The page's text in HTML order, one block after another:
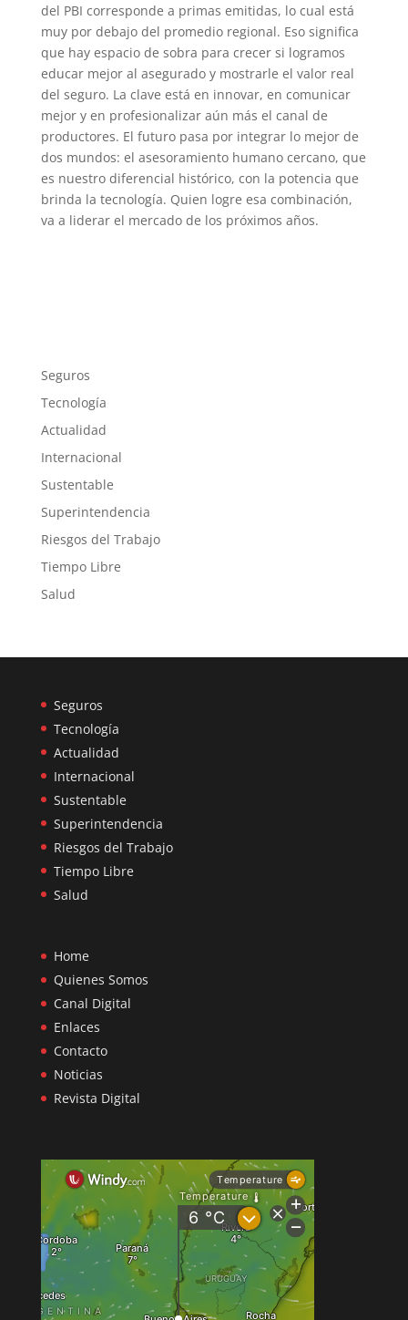
del PBI corresponde a primas emitidas, lo cual está
muy por debajo del promedio regional. Eso significa
que hay espacio de sobra para crecer si logramos
educar mejor al asegurado y mostrarle el valor real
del seguro. La clave está en innovar, en comunicar
mejor y en profesionalizar aún más el canal de
productores. El futuro pasa por integrar lo mejor de
dos mundos: el asesoramiento humano cercano, que
es nuestro diferencial histórico, con la potencia que
brinda la tecnología. Quien logre esa combinación,
va a liderar el mercado de los próximos años.
Seguros
Tecnología
Actualidad
Internacional
Sustentable
Superintendencia
Riesgos del Trabajo
Tiempo Libre
Salud
Seguros
Tecnología
Actualidad
Internacional
Sustentable
Superintendencia
Riesgos del Trabajo
Tiempo Libre
Salud
Home
Quienes Somos
Canal Digital
Enlaces
Contacto
Noticias
Revista Digital